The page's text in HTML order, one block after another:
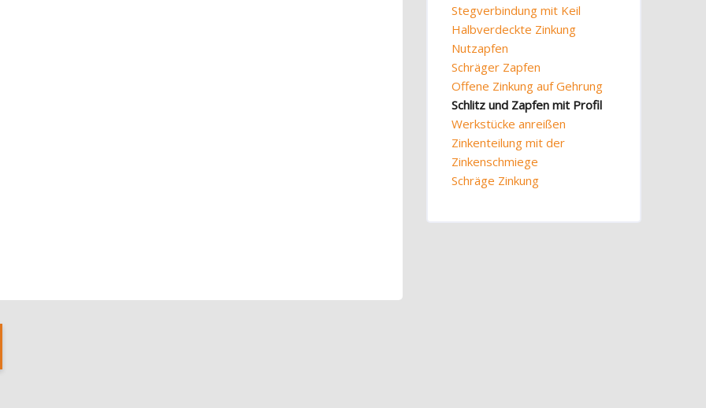
Stegverbindung mit Keil
Halbverdeckte Zinkung
Nutzapfen
Schräger Zapfen
Offene Zinkung auf Gehrung
Schlitz und Zapfen mit Profil
Werkstücke anreißen
Zinkenteilung mit der
Zinkenschmiege
Schräge Zinkung